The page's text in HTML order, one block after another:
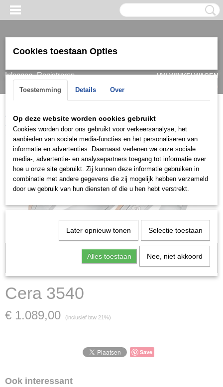
Inloggen Registreren
UW WINKELWAGEN
(0)
Home > > Trouwringen / Wedding Cera collectie
3540
Let op: het kan voorkomen dat het product onlangs in de zaak is
verkocht; in dat geval nemen wij contact met u op.
Cera 3540
€ 1.089,00 (inclusief btw 21%)
Save
Ook interessant
Cookies toestaan Opties
Toestemming Details Over
Op deze website worden cookies gebruikt
Cookies worden door ons gebruikt voor verkeersanalyse, het
aanbieden van sociale media-functies en het personaliseren van
informatie en advertenties. Daarnaast verlenen we onze sociale
media-, advertentie- en analysepartners toegang tot informatie over
hoe u onze site gebruikt. Zij kunnen deze informatie gebruiken in
combinatie met andere gegevens die zij mogelijk hebben verzameld
door uw gebruik van hun diensten of die u hen hebt verstrekt.
Later opnieuw tonen Selectie toestaan
Alles toestaan Nee, niet akkoord